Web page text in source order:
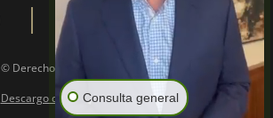
© Derechos de Autor
Descargo de Responsabilidad
Consulta general